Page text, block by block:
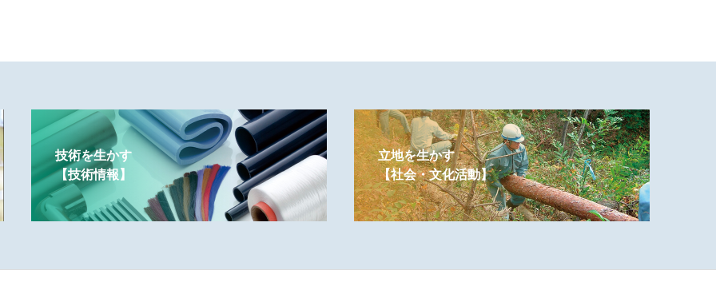
技術を生かす
【技術情報】
立地を生かす
【社会・文化活動】